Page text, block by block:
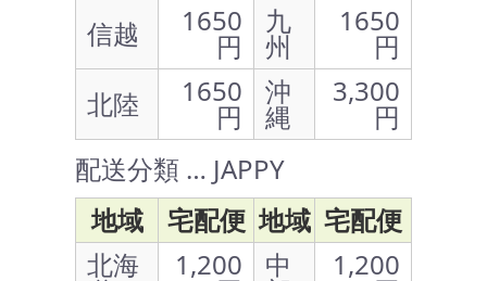
信越
1650
円
九
州
1650
円
北陸
1650
円
沖
縄
3,300
円
配送分類 … JAPPY
地域
宅配便 地域 宅配便
北海
1,200 中 1,200